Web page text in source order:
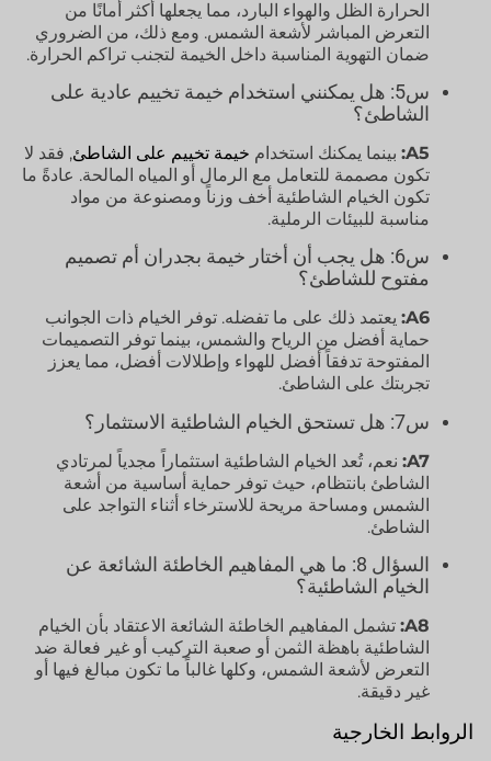
الحرارة الظل والهواء البارد، مما يجعلها أكثر أمانًا من
التعرض المباشر لأشعة الشمس. ومع ذلك، من الضروري
ضمان التهوية المناسبة داخل الخيمة لتجنب تراكم الحرارة.
س5: هل يمكنني استخدام خيمة تخييم عادية على
الشاطئ؟
A5: بينما يمكنك استخدام خيمة تخييم على الشاطئ, فقد لا
تكون مصممة للتعامل مع الرمال أو المياه المالحة. عادةً ما
تكون الخيام الشاطئية أخف وزناً ومصنوعة من مواد
مناسبة للبيئات الرملية.
س6: هل يجب أن أختار خيمة بجدران أم تصميم
مفتوح للشاطئ؟
A6: يعتمد ذلك على ما تفضله. توفر الخيام ذات الجوانب
حماية أفضل من الرياح والشمس، بينما توفر التصميمات
المفتوحة تدفقاً أفضل للهواء وإطلالات أفضل، مما يعزز
تجربتك على الشاطئ.
س7: هل تستحق الخيام الشاطئية الاستثمار؟
A7: نعم، تُعد الخيام الشاطئية استثماراً مجدياً لمرتادي
الشاطئ بانتظام، حيث توفر حماية أساسية من أشعة
الشمس ومساحة مريحة للاسترخاء أثناء التواجد على
الشاطئ.
السؤال 8: ما هي المفاهيم الخاطئة الشائعة عن
الخيام الشاطئية؟
A8: تشمل المفاهيم الخاطئة الشائعة الاعتقاد بأن الخيام
الشاطئية باهظة الثمن أو صعبة التركيب أو غير فعالة ضد
التعرض لأشعة الشمس، وكلها غالباً ما تكون مبالغ فيها أو
غير دقيقة.
الروابط الخارجية